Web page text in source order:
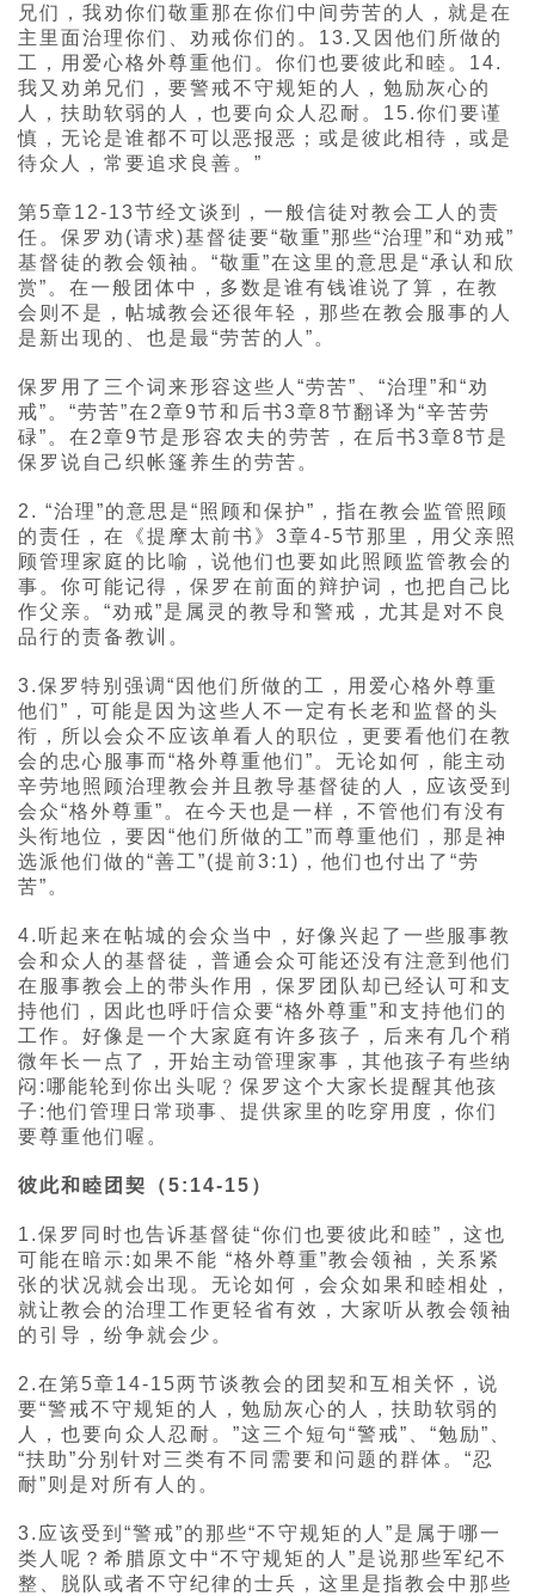
兄们，我劝你们敬重那在你们中间劳苦的人，就是在
主里面治理你们、劝戒你们的。13.又因他们所做的
工，用爱心格外尊重他们。你们也要彼此和睦。14.
我又劝弟兄们，要警戒不守规矩的人，勉励灰心的
人，扶助软弱的人，也要向众人忍耐。15.你们要谨
慎，无论是谁都不可以恶报恶；或是彼此相待，或是
待众人，常要追求良善。”
第5章12-13节经文谈到，一般信徒对教会工人的责
任。保罗劝(请求)基督徒要“敬重”那些“治理”和“劝戒”
基督徒的教会领袖。“敬重”在这里的意思是“承认和欣
赏”。在一般团体中，多数是谁有钱谁说了算，在教
会则不是，帖城教会还很年轻，那些在教会服事的人
是新出现的、也是最“劳苦的人”。
保罗用了三个词来形容这些人“劳苦”、“治理”和“劝
戒”。“劳苦”在2章9节和后书3章8节翻译为“辛苦劳
碌”。在2章9节是形容农夫的劳苦，在后书3章8节是
保罗说自己织帐篷养生的劳苦。
2. “治理”的意思是“照顾和保护”，指在教会监管照顾
的责任，在《提摩太前书》3章4-5节那里，用父亲照
顾管理家庭的比喻，说他们也要如此照顾监管教会的
事。你可能记得，保罗在前面的辩护词，也把自己比
作父亲。“劝戒”是属灵的教导和警戒，尤其是对不良
品行的责备教训。
3.保罗特别强调“因他们所做的工，用爱心格外尊重
他们”，可能是因为这些人不一定有长老和监督的头
衔，所以会众不应该单看人的职位，更要看他们在教
会的忠心服事而“格外尊重他们”。无论如何，能主动
辛劳地照顾治理教会并且教导基督徒的人，应该受到
会众“格外尊重”。在今天也是一样，不管他们有没有
头衔地位，要因“他们所做的工”而尊重他们，那是神
选派他们做的“善工”(提前3:1)，他们也付出了“劳
苦”。
4.听起来在帖城的会众当中，好像兴起了一些服事教
会和众人的基督徒，普通会众可能还没有注意到他们
在服事教会上的带头作用，保罗团队却已经认可和支
持他们，因此也呼吁信众要“格外尊重”和支持他们的
工作。好像是一个大家庭有许多孩子，后来有几个稍
微年长一点了，开始主动管理家事，其他孩子有些纳
闷:哪能轮到你出头呢﹖保罗这个大家长提醒其他孩
子:他们管理日常琐事、提供家里的吃穿用度，你们
要尊重他们喔。
彼此和睦团契（5:14-15）
1.保罗同时也告诉基督徒“你们也要彼此和睦”，这也
可能在暗示:如果不能 “格外尊重”教会领袖，关系紧
张的状况就会出现。无论如何，会众如果和睦相处，
就让教会的治理工作更轻省有效，大家听从教会领袖
的引导，纷争就会少。
2.在第5章14-15两节谈教会的团契和互相关怀，说
要“警戒不守规矩的人，勉励灰心的人，扶助软弱的
人，也要向众人忍耐。”这三个短句“警戒”、“勉励”、
“扶助”分别针对三类有不同需要和问题的群体。“忍
耐”则是对所有人的。
3.应该受到“警戒”的那些“不守规矩的人”是属于哪一
类人呢？希腊原文中“不守规矩的人”是说那些军纪不
整、脱队或者不守纪律的士兵，这里是指教会中那些